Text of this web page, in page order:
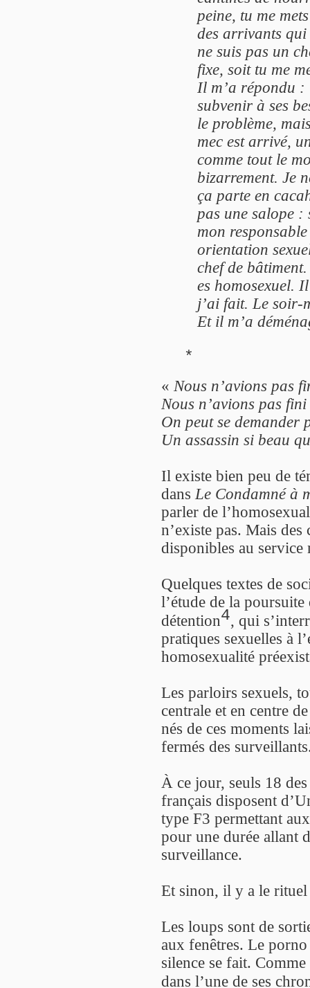
peine, tu me
des arrivants qui
ne suis pas un
fixe, soit tu me
Il m’a répondu :
subvenir à ses
le problème,
mec est arrivé,
comme tout le
bizarrement. Je
ça parte en
pas une salope :
mon
orientation
chef de
es homosexuel.
j’ai fait. Le soir-
Et il m’a
*
« Nous n’avions pas
Nous n’avions pas
On peut se demander
Un assassin si beau
Il existe bien peu de
dans Le Condamné à
parler de
n’existe pas. Mais des
disponibles au service
Quelques textes de
l’étude de la
détention4, qui
pratiques sexuelles à
homosexualité
Les parloirs sexuels,
centrale et en centre
nés de ces moments
fermés des
À ce jour, seuls 18
français disposent
type F3 permettant
pour une durée allant
surveillance.
Et sinon, il y a le
Les loups sont de
aux fenêtres. Le
silence se fait.
dans l’une de ses